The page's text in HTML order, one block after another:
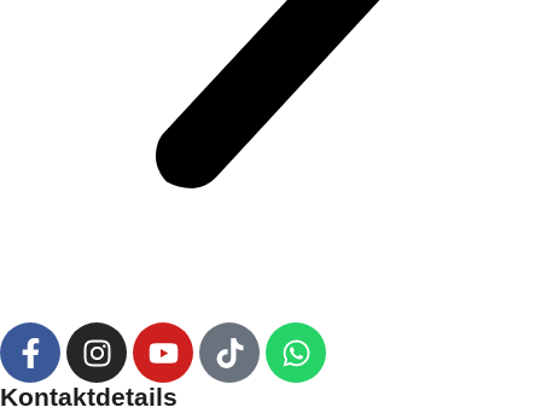
Kontaktdetails